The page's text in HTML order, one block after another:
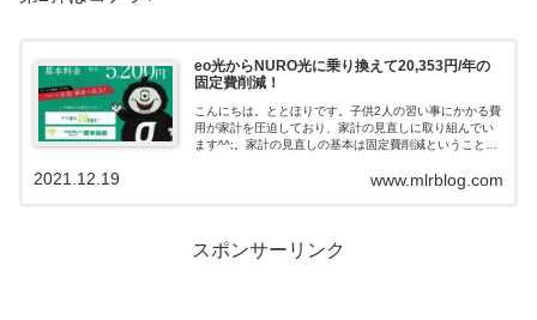
eo光からNURO光に乗り換えて20,353円/年の
固定費削減！
こんにちは。ととほりです。子供2人の習い事にかかる費
用が家計を圧迫しており、家計の見直しに取り組んでい
ます^^;。家計の見直しの基本は固定費削減ということ
直しをします。第１弾はコチラ↓NUR...www.mlrblog.com
2021.12.19
スポンサーリンク